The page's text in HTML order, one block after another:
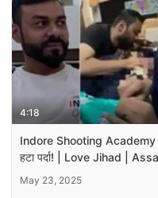
4:18
Indore Shooting Academy
हटा पर्दा! | Love Jihad |
May 23, 2025